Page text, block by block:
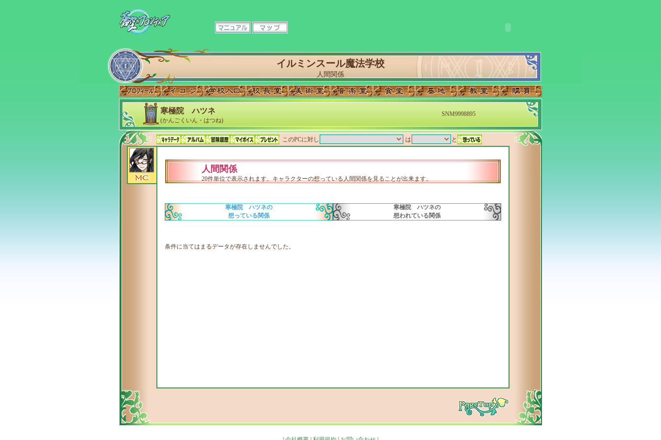
イルミンスール魔法学校
人間関係
寒極院 ハツネ
(かんごくいん・はつね)
SNM9998895
このPCに対し は と
人間関係
20件単位で表示されます。キャラクターの想っている人間関係を見ることが出来ます。
寒極院 ハツネの
想っている関係
寒極院 ハツネの
想われている関係
条件に当てはまるデータが存在しませんでした。